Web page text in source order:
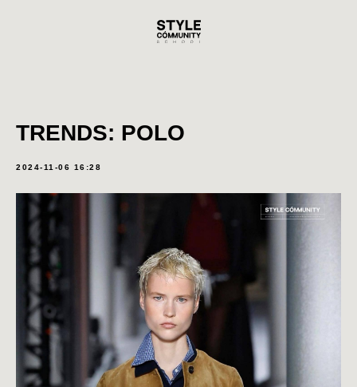
TRENDS: POLO
2024-11-06 16:28